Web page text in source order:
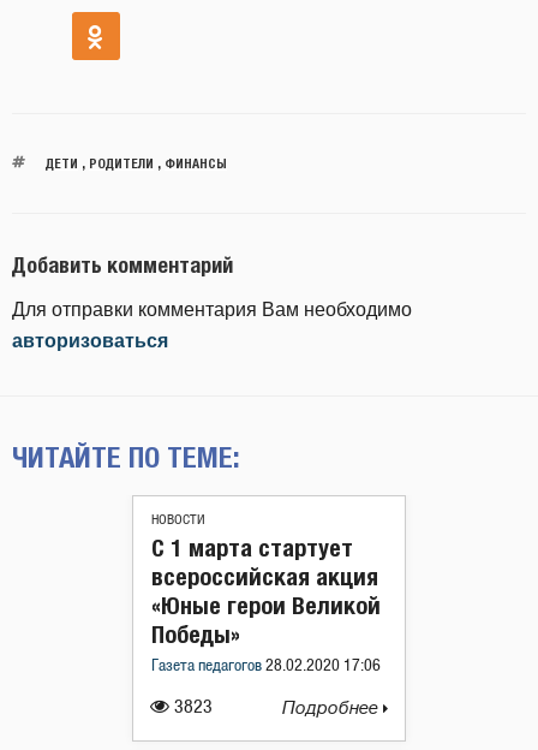
ДЕТИ , РОДИТЕЛИ , ФИНАНСЫ
Добавить комментарий
Для отправки комментария Вам необходимо
авторизоваться
ЧИТАЙТЕ ПО ТЕМЕ:
НОВОСТИ
3823
С 1 марта стартует
всероссийская акция
«Юные герои Великой
Победы»
Газета педагогов 28.02.2020 17:06
Подробнее